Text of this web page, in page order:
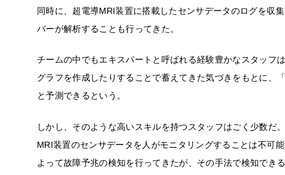
同時に、超電導MRI装置に搭載したセンサデータのログを収
バーが解析することも行ってきた。
チームの中でもエキスパートと呼ばれる経験豊かなスタッフ
グラフを作成したりすることで蓄えてきた気づきをもとに、
と予測できるという。
しかし、そのような高いスキルを持つスタッフはごく少数だ
MRI装置のセンサデータを人がモニタリングすることは不可
よって故障予兆の検知を行ってきたが、その手法で検知でき